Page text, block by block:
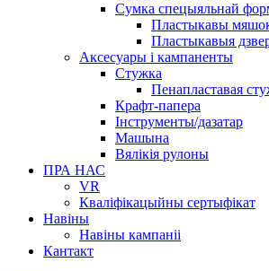
Сумка спецыяльнай
Пластыкавы
Пластыкавыя
Аксесуары і кампаненты
Стужка
Пенапластавая
Крафт-папера
Інструменты/дазатар
Машына
Вялікія рулоны
ПРА НАС
VR
Кваліфікацыйны сертыфікат
Навіны
Навіны кампаніі
Кантакт